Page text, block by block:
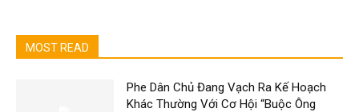
MOST READ
Phe Dân Chủ Đang Vạch Ra Kế Hoạch
Khác Thường Với Cơ Hội “Buộc Ông